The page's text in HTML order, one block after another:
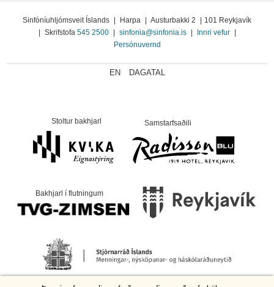
Sinfóníuhljómsveit Íslands | Harpa | Austurbakki 2 | 101 Reykjavík
| Skrifstofa 545 2500 | sinfonia@sinfonia.is | Innri vefur |
Persónuvernd
EN DAGATAL
Stoltur bakhjarl Samstarfsaðili
Bakhjarl í flutningum